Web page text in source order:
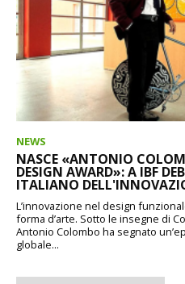
NEWS
NASCE «ANTONIO
DESIGN AWARD»: A IBF
ITALIANO
L’innovazione nel design
forma d’arte. Sotto le insegne di
Antonio Colombo ha segnato
globale...